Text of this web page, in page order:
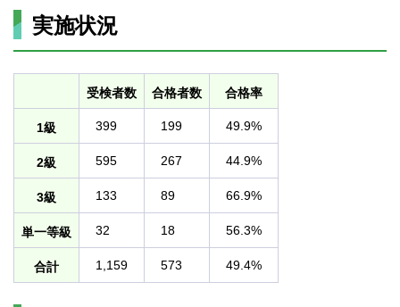
実施状況
受検者数 合格者数 合格率
1級 399 199 49.9%
2級 595 267 44.9%
3級 133 89 66.9%
単一等級 32 18 56.3%
合計 1,159 573 49.4%